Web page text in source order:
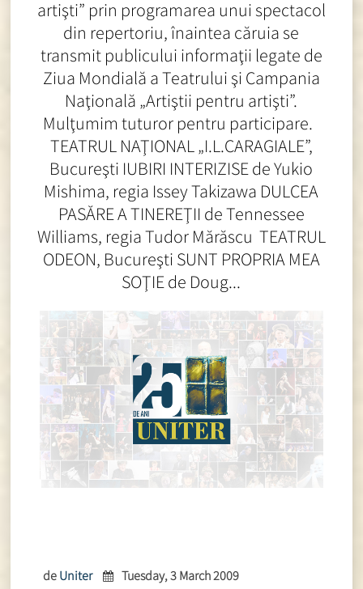
artişti” prin programarea unui spectacol
din repertoriu, înaintea căruia se
transmit publicului informaţii legate de
Ziua Mondială a Teatrului şi Campania
Naţională „Artiştii pentru artişti”.
Mulţumim tuturor pentru participare.
TEATRUL NAŢIONAL „I.L.CARAGIALE”,
Bucureşti IUBIRI INTERIZISE de Yukio
Mishima, regia Issey Takizawa DULCEA
PASĂRE A TINEREŢII de Tennessee
Williams, regia Tudor Mărăscu TEATRUL
ODEON, Bucureşti SUNT PROPRIA MEA
SOŢIE de Doug...
de Uniter Tuesday, 3 March 2009